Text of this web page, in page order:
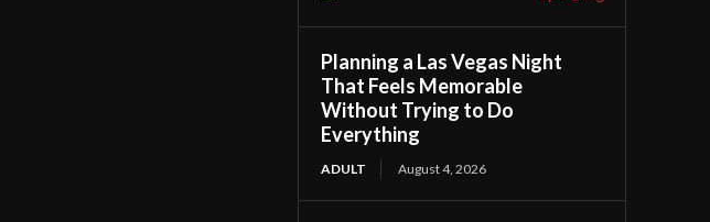
Planning a Las Vegas Night
That Feels Memorable
Without Trying to Do
Everything
ADULT August 4, 2026